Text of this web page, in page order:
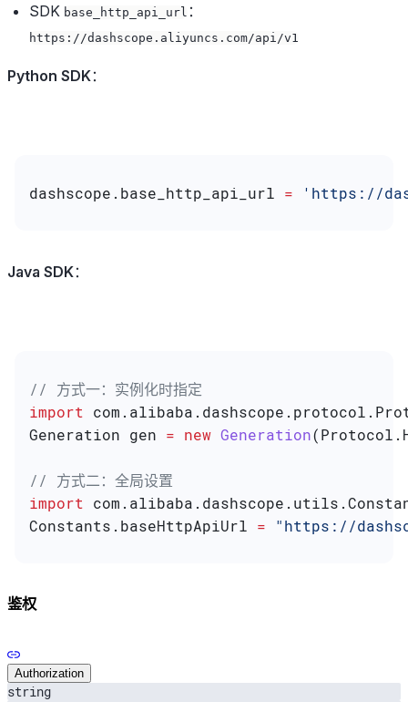
SDK base_http_api_url ：
https://dashscope.aliyuncs.com/api/v1
Python SDK：
dashscope.base_http_api_url = 'https://
Java SDK：
// 方式一：实例化时指定
import
Generation gen = new Generation(Protocol .
// 方式二：全局设置
import
Constants . baseHttpApiUrl = "https://
鉴权
Authorization
string